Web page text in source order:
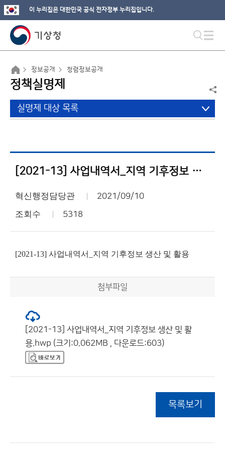
이 누리집은 대한민국 공식 전자정부 누리집입니다.
정보공개 청렴정보공개
정책실명제
실명제 대상 목록
[2021-13] 사업내역서_지역 기후정보 생산 및 활용
혁신행정담당관 2021/09/10
조회수 5318
[2021-13] 사업내역서_지역 기후정보 생산 및 활용
첨부파일
[2021-13] 사업내역서_지역 기후정보 생산 및 활
용.hwp (크기:0.062MB , 다운로드:603)
목록보기